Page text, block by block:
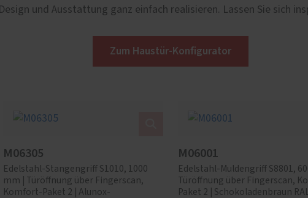
Design und Ausstattung ganz einfach realisieren. Lassen Sie sich
Zum Haustür-Konfigurator
M06305
Edelstahl-Stangengriff S1010, 1000
mm | Türöffnung über Fingerscan,
Komfort-Paket 2 | Alunox-
M06001
Edelstahl-Muldengriff S8801,
Türöffnung über Fingerscan,
Paket 2 | Schokoladenbraun